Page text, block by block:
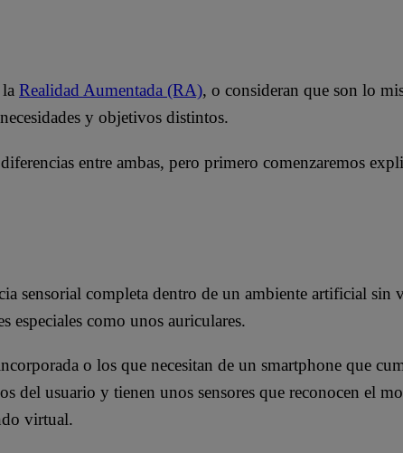
Realidad Aumentada (RA), o consideran que son lo
y objetivos distintos.
entre ambas, pero primero comenzaremos
sensorial completa dentro de un ambiente artificial sin
especiales como unos auriculares.
o los que necesitan de un smartphone que
del usuario y tienen unos sensores que reconocen el
virtual.